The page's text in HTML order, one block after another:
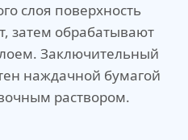
слоя поверхность
затем обрабатывают
Заключительный
наждачной бумагой
раствором.